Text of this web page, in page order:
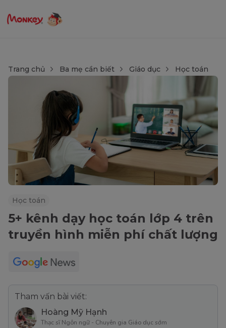
Trang chủ Ba mẹ cần biết Giáo dục Học toán
Học toán
5+ kênh dạy học toán lớp 4 trên
truyền hình miễn phí chất lượng
Tham vấn bài viết:
Hoàng Mỹ Hạnh
Thạc sĩ Ngôn ngữ - Chuyên gia Giáo dục sớm